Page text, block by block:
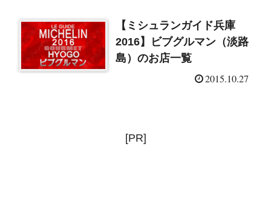
【ミシュランガイド兵庫
2016】ビブグルマン（淡路
島）のお店一覧
2015.10.27
[PR]